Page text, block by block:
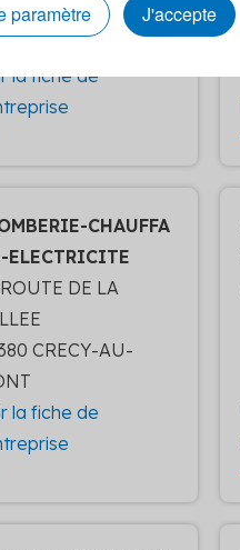
paramètre
J'accepte
la fiche de
CHAUFFA
ELECTRICITE
DE LA
CRECY-AU-
la fiche de